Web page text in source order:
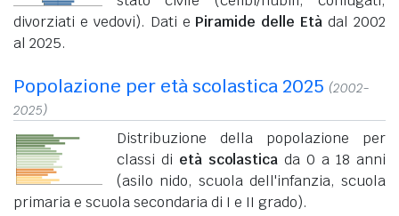
divorziati e vedovi). Dati e Piramide delle Età dal 2002
al 2025.
Popolazione per età scolastica 2025 (2002-
2025)
Distribuzione della popolazione per
classi di età scolastica da 0 a 18 anni
(asilo nido, scuola dell'infanzia, scuola
primaria e scuola secondaria di I e II grado).